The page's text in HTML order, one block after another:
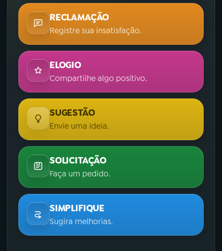
RECLAMAÇÃO
Registre sua insatisfação.
ELOGIO
Compartilhe algo positivo.
SUGESTÃO
Envie uma ideia.
SOLICITAÇÃO
Faça um pedido.
SIMPLIFIQUE
Sugira melhorias.